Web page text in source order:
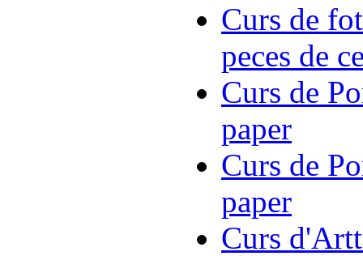
Curs de
peces de
Curs de
paper
Curs de
paper
Curs